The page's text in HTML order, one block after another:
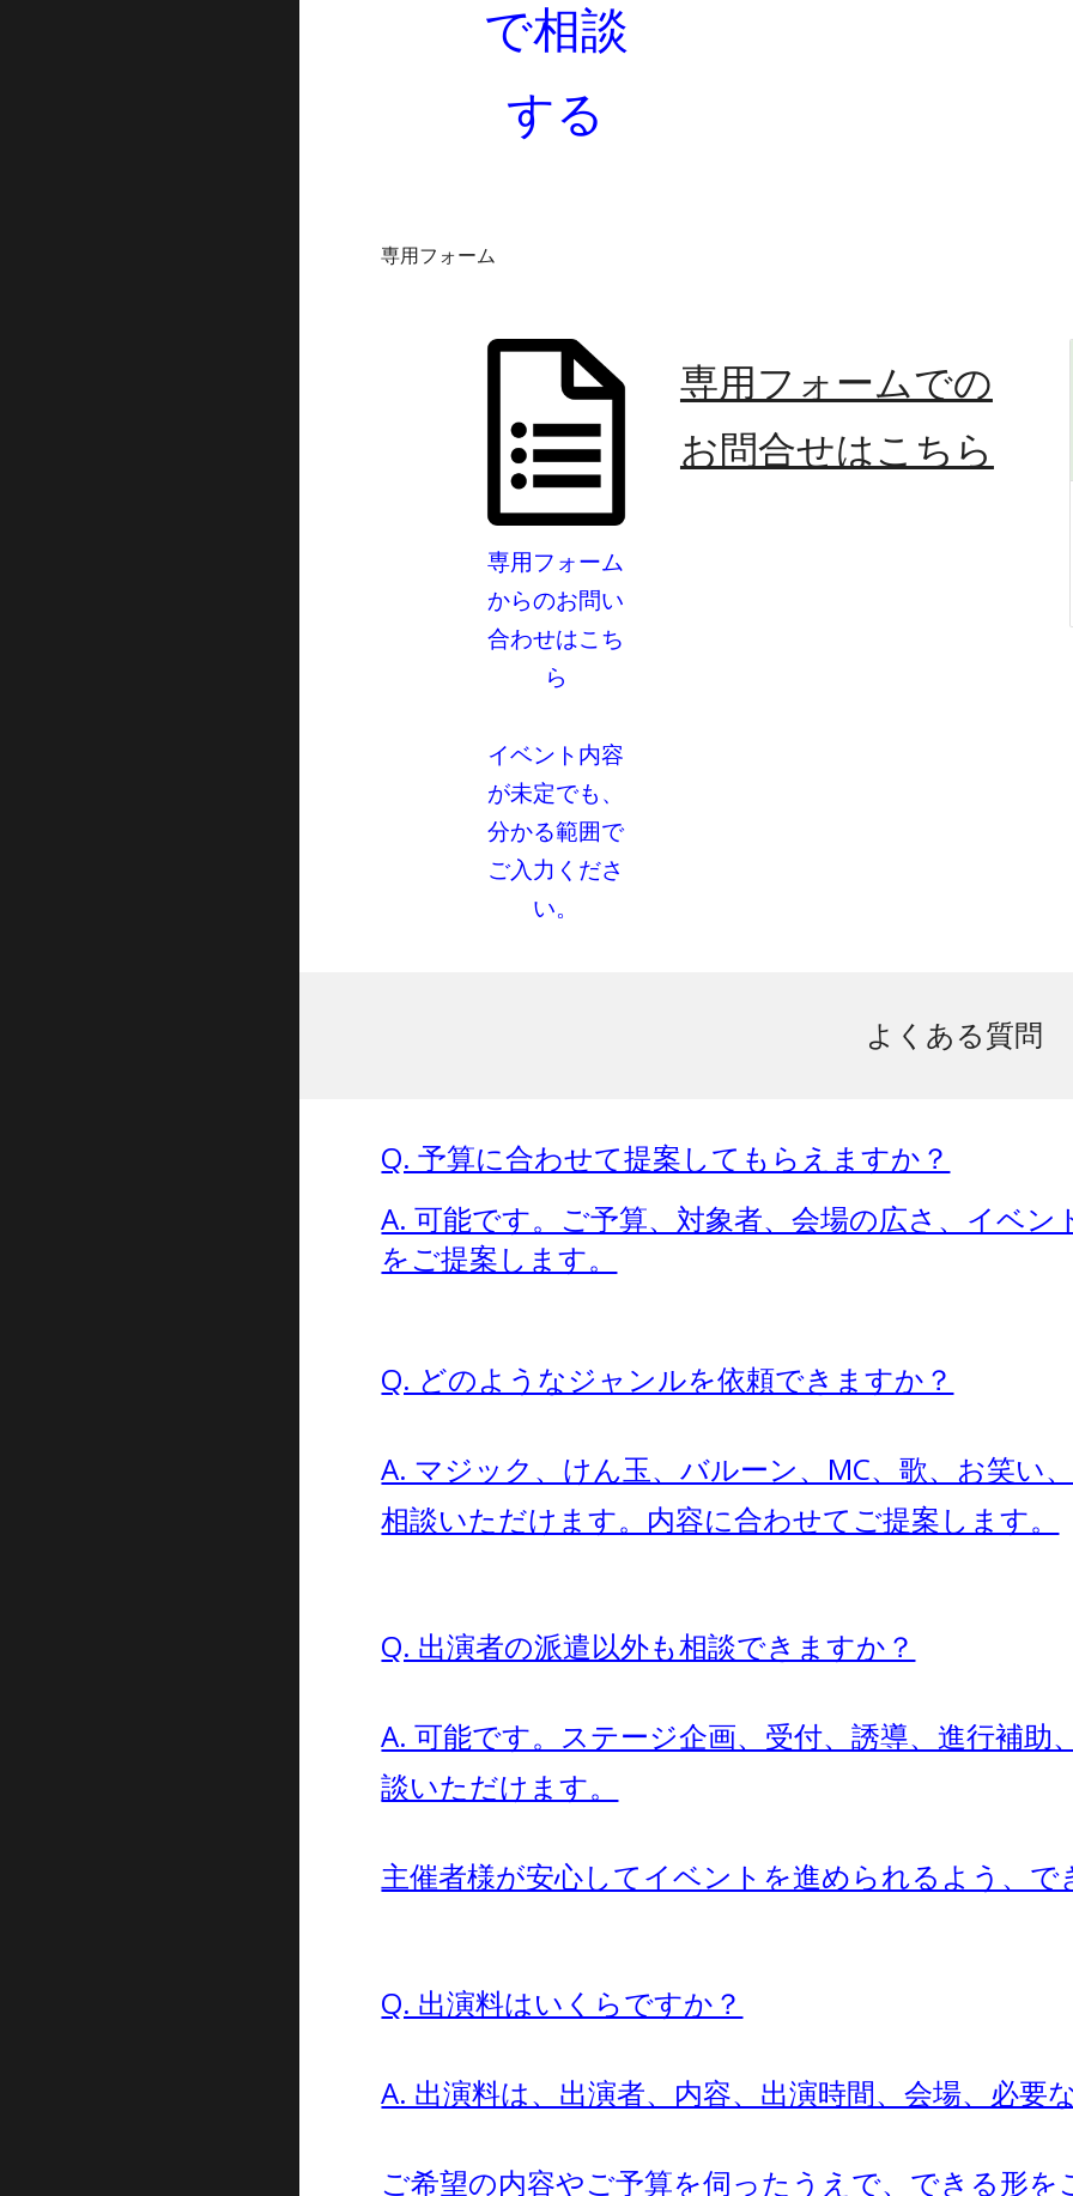
で相談
する
専用フォーム
専用フォーム
からのお問い
合わせはこち
ら
イベント内容
が未定でも、
分かる範囲で
ご入力くださ
い。
専用フォームでの
お問合せはこちら
よくある質問
Q. 予算に合わせて提案してもらえますか？
A. 可能です。ご予算、対象者、会場の広さ、イベ
をご提案します。
Q. どのようなジャンルを依頼できますか？
A. マジック、けん玉、バルーン、MC、歌、お笑い
相談いただけます。内容に合わせてご提案します。
Q. 出演者の派遣以外も相談できますか？
A. 可能です。ステージ企画、受付、誘導、進行補
談いただけます。
主催者様が安心してイベントを進められるよう、で
Q. 出演料はいくらですか？
A. 出演料は、出演者、内容、出演時間、会場、必要
ご希望の内容やご予算を伺ったうえで、できる形